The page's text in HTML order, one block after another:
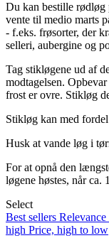
Du kan bestille rødløg
vente til medio marts
- f.eks. frøsorter, der
selleri, aubergine og
Tag stikløgene ud af
modtagelsen.
frost er ovre. Stikløg
Stikløg kan med
Husk at vande løg i
For at opnå den
løgene høstes, når ca.
Select
Best sellers Relevance
high Price, high to low